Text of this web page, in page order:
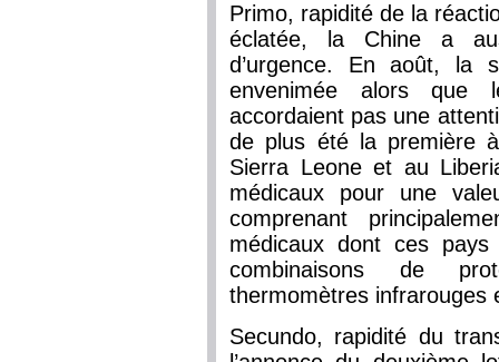
Primo, rapidité de la
éclatée, la Chine a
d’urgence. En août, la
envenimée alors que
accordaient pas une
de plus été la première
Sierra Leone et au
médicaux pour une
comprenant
médicaux dont ces
combinaisons de
thermomètres infrarouges
Secundo, rapidité du